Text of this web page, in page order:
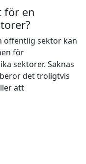
för en
offentlig sektor kan
för
sektorer. Saknas
det troligtvis
att